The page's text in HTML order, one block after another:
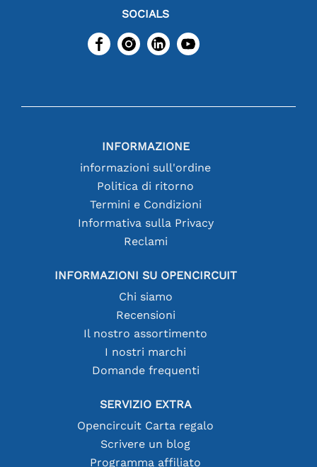
SOCIALS
INFORMAZIONE
informazioni sull'ordine
Politica di ritorno
Termini e Condizioni
Informativa sulla Privacy
Reclami
INFORMAZIONI SU OPENCIRCUIT
Chi siamo
Recensioni
Il nostro assortimento
I nostri marchi
Domande frequenti
SERVIZIO EXTRA
Opencircuit Carta regalo
Scrivere un blog
Programma affiliato